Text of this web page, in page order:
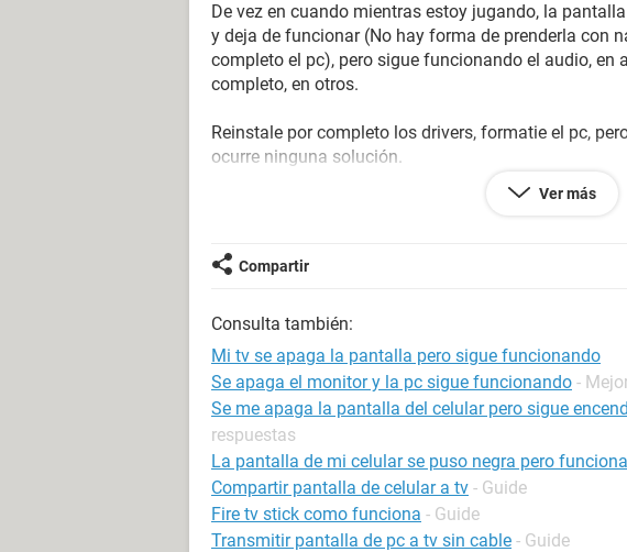
De vez en cuando mientras estoy jugando, la
y deja de funcionar (No hay forma de prenderla con
completo el pc), pero sigue funcionando el audio, en
completo, en otros.
Reinstale por completo los drivers, formatie el pc,
ocurre ninguna solución.
principales, 4 procesadores lógicos
mi pantalla usa un adaptador hdmi (porque es
Windows 10 pro
cualquier sugerencia, los leo.
Ver más
Compartir
Consulta también:
Mi tv se apaga la pantalla pero sigue funcionando
Se apaga el monitor y la pc sigue funcionando -
Se me apaga la pantalla del celular pero sigue
respuestas
La pantalla de mi celular se puso negra pero funciona
Compartir pantalla de celular a tv - Guide
Fire tv stick como funciona - Guide
Transmitir pantalla de pc a tv sin cable - Guide